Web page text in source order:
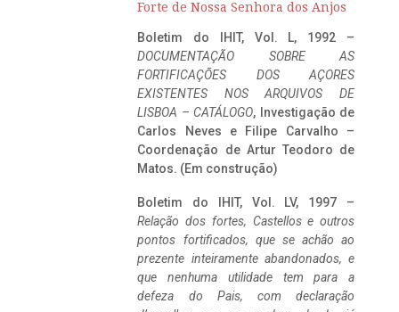
Forte de Nossa Senhora dos Anjos
Boletim do IHIT, Vol. L, 1992 –
DOCUMENTAÇÃO SOBRE AS
FORTIFICAÇÕES DOS AÇORES
EXISTENTES NOS ARQUIVOS DE
LISBOA – CATÁLOGO, Investigação de
Carlos Neves e Filipe Carvalho –
Coordenação de Artur Teodoro de
Matos. (Em construção)
Boletim do IHIT, Vol. LV, 1997 –
Relação dos fortes, Castellos e outros
pontos fortificados, que se achão ao
prezente inteiramente abandonados, e
que nenhuma utilidade tem para a
defeza do Pais, com declaração